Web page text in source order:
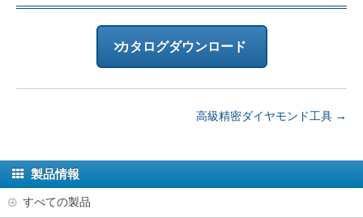
カタログダウンロード
高級精密ダイヤモンド工具 →
製品情報
すべての製品